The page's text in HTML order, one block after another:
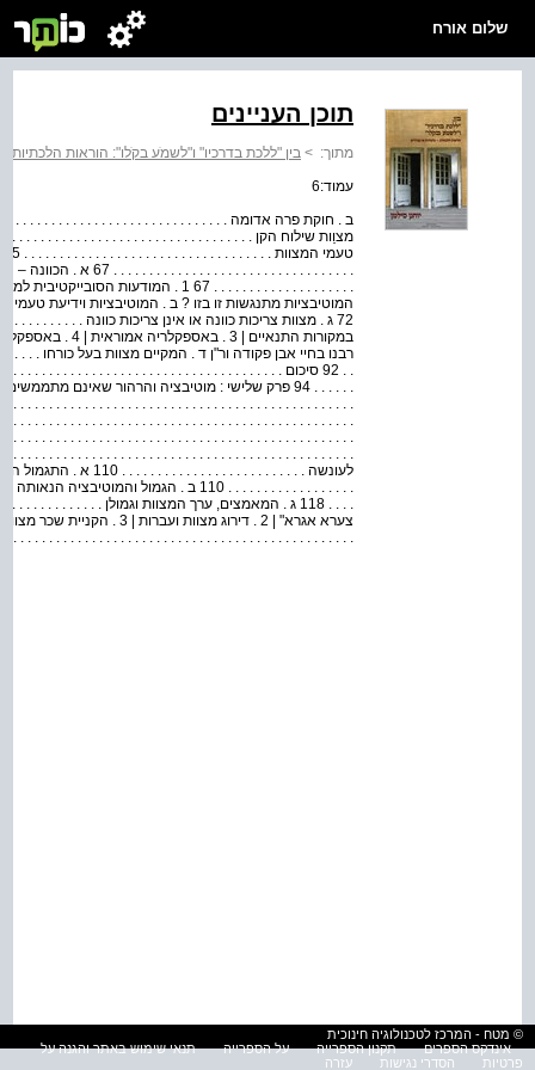
שלום אורח
תוכן העניינים
מתוך: > בין "ללכת בדרכיו" ו"לשמֹע בקֹלו": הוראות הלכתיות -
עמוד:6
. . . . . . . . . . . . . . . . . . .
המוטיבציות מתנגשות זו בזו ? ב . המוטיבציות וידיעת
רבנו בחיי אבן פקודה ור"ן ד . המקיים מצוות בעל כורחו . . .
. . 92 סיכום . . . . . . . . . . . . . . . . . . . . . . . . . . . . . . . . . . .
לעונשה . . . . . . . . . . . . .
. . . . . . . . . . . . . . . . . . 110 ב . הגמול
© מטח - המרכז לטכנולוגיה חינוכית
אינדקס הספרים
תקנון הספרייה על הספרייה
תנאי שימוש באתר והגנה על
פרטיות
הסדרי נגישות עזרה